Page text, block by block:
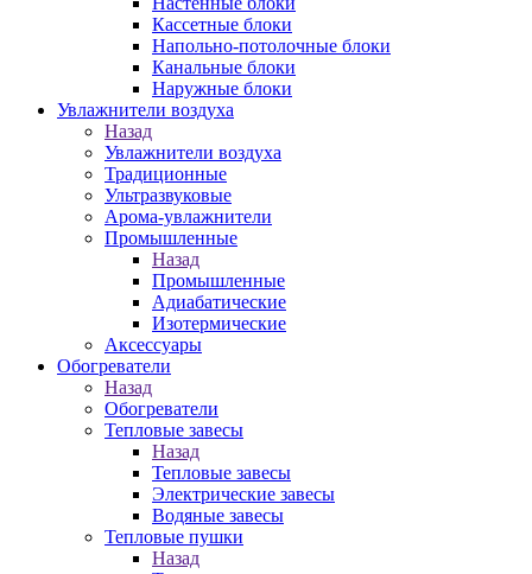
Кассетные блоки
Напольно-потолочные блоки
Канальные блоки
Наружные блоки
Увлажнители воздуха
Назад
Увлажнители воздуха
Традиционные
Ультразвуковые
Арома-увлажнители
Промышленныe
Назад
Промышленныe
Адиабатические
Изотермические
Аксессуары
Обогреватели
Назад
Обогреватели
Тепловые завесы
Назад
Тепловые завесы
Электрические завесы
Водяные завесы
Тепловые пушки
Назад